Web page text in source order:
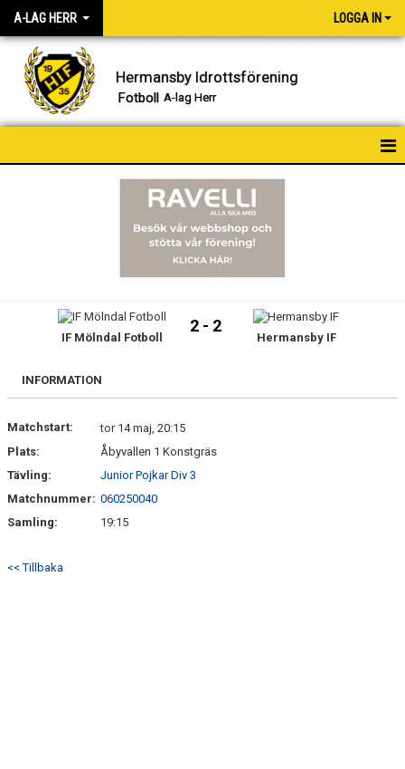
A-LAG HERR LOGGA IN
Hermansby Idrottsförening
Fotboll A-lag Herr
BILDGALLERI
KONTAKT
GÄSTBOK
IF Mölndal Fotboll
2 - 2
Hermansby IF
INFORMATION
Matchstart:
tor 14 maj, 20:15
Plats:
Åbyvallen 1 Konstgräs
Tävling:
Junior Pojkar Div 3
Matchnummer: 060250040
Samling:
19:15
<< Tillbaka